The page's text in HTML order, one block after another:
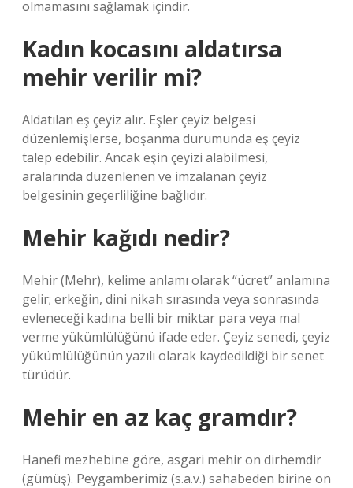
olmamasını sağlamak içindir.
Kadın kocasını aldatırsa
mehir verilir mi?
Aldatılan eş çeyiz alır. Eşler çeyiz belgesi
düzenlemişlerse, boşanma durumunda eş çeyiz
talep edebilir. Ancak eşin çeyizi alabilmesi,
aralarında düzenlenen ve imzalanan çeyiz
belgesinin geçerliliğine bağlıdır.
Mehir kağıdı nedir?
Mehir (Mehr), kelime anlamı olarak “ücret” anlamına
gelir; erkeğin, dini nikah sırasında veya sonrasında
evleneceği kadına belli bir miktar para veya mal
verme yükümlülüğünü ifade eder. Çeyiz senedi, çeyiz
yükümlülüğünün yazılı olarak kaydedildiği bir senet
türüdür.
Mehir en az kaç gramdır?
Hanefi mezhebine göre, asgari mehir on dirhemdir
(gümüş). Peygamberimiz (s.a.v.) sahabeden birine on